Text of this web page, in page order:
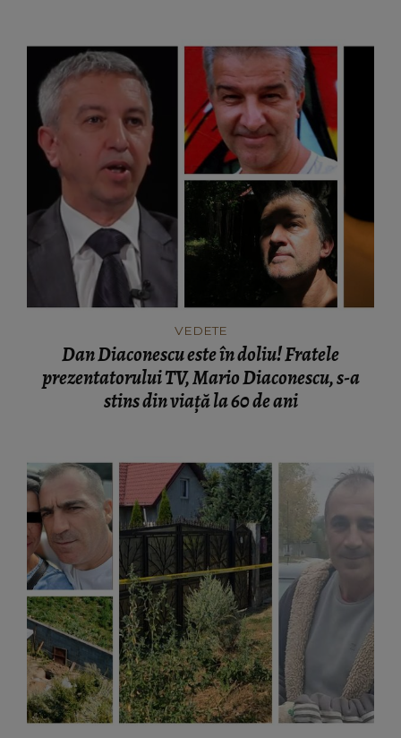
VEDETE
Dan Diaconescu este în doliu! Fratele
prezentatorului TV, Mario Diaconescu, s-a
stins din viață la 60 de ani